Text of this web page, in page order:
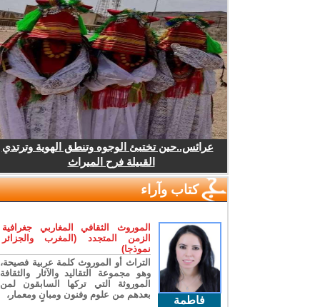
عرائس..حين تختبئ الوجوه وتنطق الهوية وترتدي
القبيلة فرح الميراث
كتاب وآراء
فاطمة
الموروث الثقافي المغاربي جغرافية
الزمن المتجدد (المغرب والجزائر
نموذجا)
التراث أو الموروث كلمة عربية فصيحة،
وهو مجموعة التقاليد والآثار والثقافة
الموروثة التي تركها السابقون لمن
بعدهم من علوم وفنون ومبانٍ ومعمار،